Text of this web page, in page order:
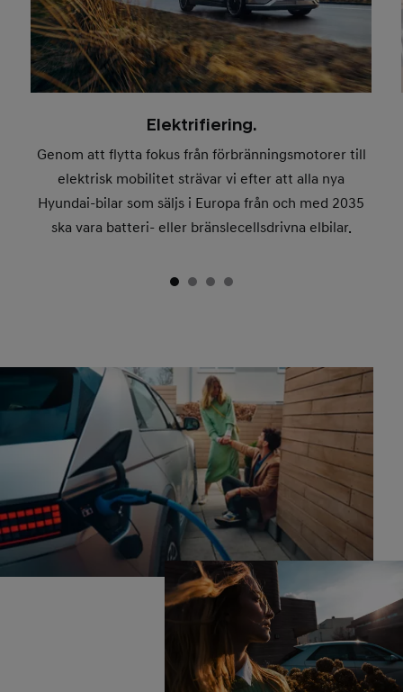
Elektrifiering.
Genom att flytta fokus från förbränningsmotorer till
elektrisk mobilitet strävar vi efter att alla nya
Hyundai-bilar som säljs i Europa från och med 2035
ska vara batteri- eller bränslecellsdrivna elbilar.